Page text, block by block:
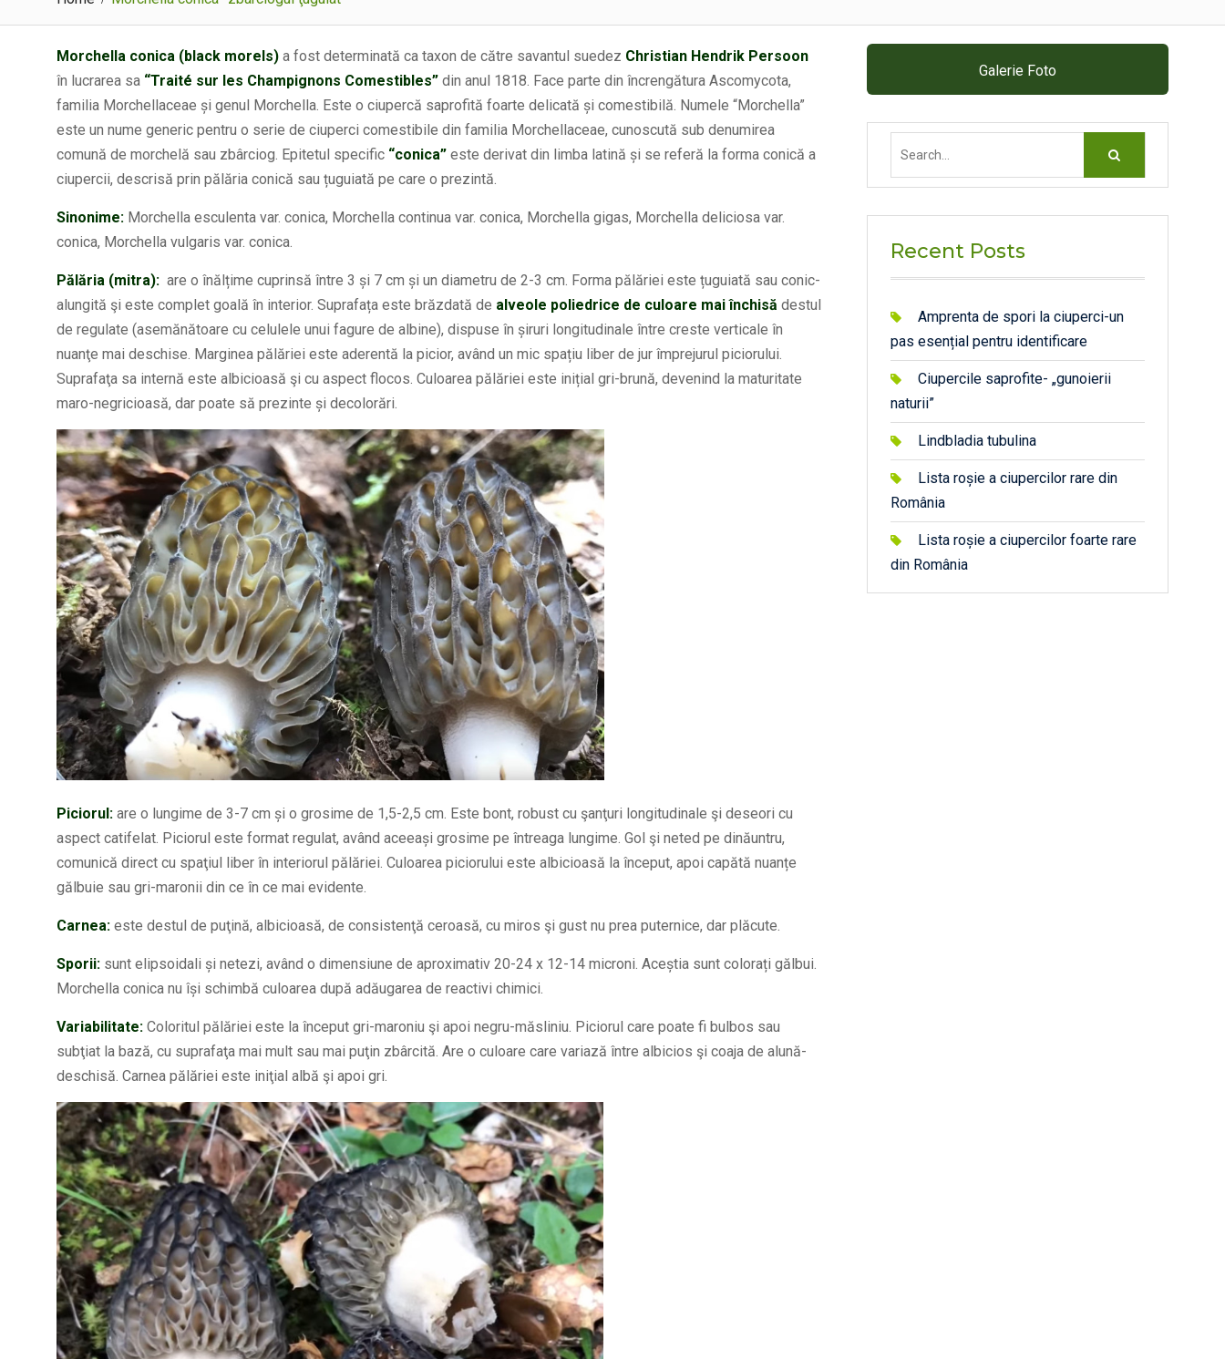
Morchella conica (black morels) a fost determinată ca taxon de către savantul suedez Christian Hendrik Persoon
în lucrarea sa “Traité sur les Champignons Comestibles” din anul 1818. Face parte din încrengătura Ascomycota,
familia Morchellaceae și genul Morchella. Este o ciupercă saprofită foarte delicată și comestibilă. Numele “Morchella”
este un nume generic pentru o serie de ciuperci comestibile din familia Morchellaceae, cunoscută sub denumirea
comună de morchelă sau zbârciog. Epitetul specific “conica” este derivat din limba latină și se referă la forma conică a
ciupercii, descrisă prin pălăria conică sau țuguiată pe care o prezintă.
Sinonime: Morchella esculenta var. conica, Morchella continua var. conica, Morchella gigas, Morchella deliciosa var.
conica, Morchella vulgaris var. conica.
Pălăria (mitra): are o înălțime cuprinsă între 3 și 7 cm și un diametru de 2-3 cm. Forma pălăriei este țuguiată sau conic-
alungită şi este complet goală în interior. Suprafața este brăzdată de alveole poliedrice de culoare mai închisă destul
de regulate (asemănătoare cu celulele unui fagure de albine), dispuse în șiruri longitudinale între creste verticale în
nuanţe mai deschise. Marginea pălăriei este aderentă la picior, având un mic spațiu liber de jur împrejurul piciorului.
Suprafaţa sa internă este albicioasă şi cu aspect flocos. Culoarea pălăriei este inițial gri-brună, devenind la maturitate
maro-negricioasă, dar poate să prezinte și decolorări.
Piciorul: are o lungime de 3-7 cm și o grosime de 1,5-2,5 cm. Este bont, robust cu şanţuri longitudinale şi deseori cu
aspect catifelat. Piciorul este format regulat, având aceeași grosime pe întreaga lungime. Gol şi neted pe dinăuntru,
comunică direct cu spaţiul liber în interiorul pălăriei. Culoarea piciorului este albicioasă la început, apoi capătă nuanțe
gălbuie sau gri-maronii din ce în ce mai evidente.
Carnea: este destul de puţină, albicioasă, de consistenţă ceroasă, cu miros şi gust nu prea puternice, dar plăcute.
Sporii: sunt elipsoidali și netezi, având o dimensiune de aproximativ 20-24 x 12-14 microni. Aceștia sunt colorați gălbui.
Morchella conica nu își schimbă culoarea după adăugarea de reactivi chimici.
Variabilitate: Coloritul pălăriei este la început gri-maroniu şi apoi negru-măsliniu. Piciorul care poate fi bulbos sau
subţiat la bază, cu suprafaţa mai mult sau mai puţin zbârcită. Are o culoare care variază între albicios şi coaja de alună-
deschisă. Carnea pălăriei este iniţial albă şi apoi gri.
Galerie Foto
Recent Posts
Amprenta de spori la ciuperci-un
pas esențial pentru identificare
Ciupercile saprofite- „gunoierii
naturii”
Lindbladia tubulina
Lista roșie a ciupercilor rare din
România
Lista roșie a ciupercilor foarte rare
din România